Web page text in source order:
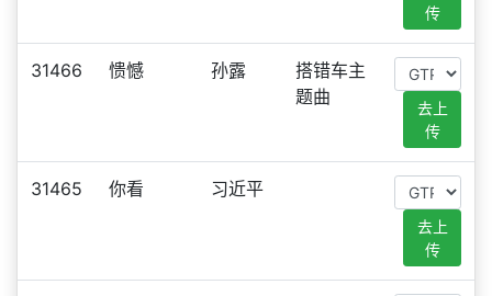
传
31466 愦憾 孙露
搭错车主
题曲
去上
传
31465 你看 习近平
去上
传